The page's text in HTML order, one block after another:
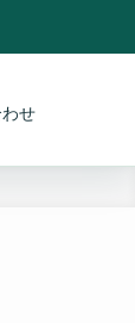
せ